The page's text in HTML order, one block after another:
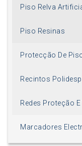
Piso Relva
Piso Resinas
Protecção De
Recintos
Redes Proteção
Marcadores